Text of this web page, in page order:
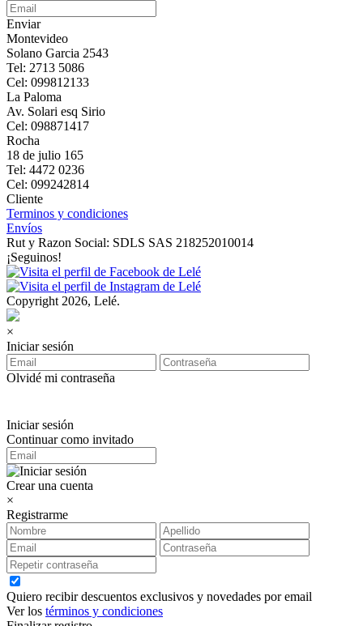
Enviar
Montevideo
Solano Garcia 2543
Tel: 2713 5086
Cel: 099812133
La Paloma
Av. Solari esq Sirio
Cel: 098871417
Rocha
18 de julio 165
Tel: 4472 0236
Cel: 099242814
Cliente
Terminos y condiciones
Envíos
Rut y Razon Social: SDLS SAS 218252010014
¡Seguinos!
Copyright 2026, Lelé.
×
Iniciar sesión
Olvidé mi contraseña
Iniciar sesión
Continuar como invitado
Crear una cuenta
×
Registrarme
Quiero recibir descuentos exclusivos y novedades por email
Ver los términos y condiciones